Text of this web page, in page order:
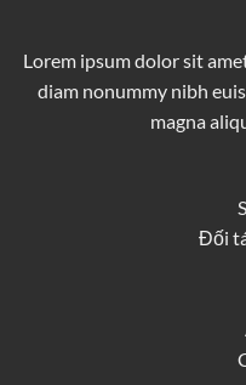
Lorem ipsum dolor sit
diam nonummy nibh
magna
Đối